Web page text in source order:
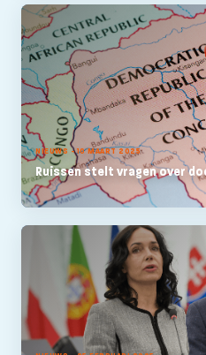
NIEUWS - 10 MAART 2025
Ruissen stelt vragen over